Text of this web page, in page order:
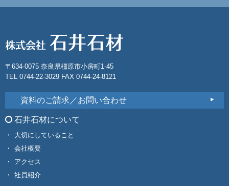
〒634-0075 奈良県橿原市小房町1-45
TEL 0744-22-3029 FAX 0744-24-8121
資料のご請求／お問い合わせ
石井石材について
大切にしていること
会社概要
アクセス
社員紹介